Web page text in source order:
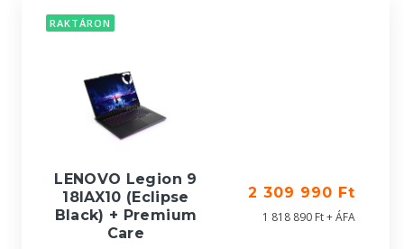
RAKTÁRON
LENOVO Legion 9
18IAX10 (Eclipse
Black) + Premium
Care
2 309 990 Ft
1 818 890 Ft + ÁFA